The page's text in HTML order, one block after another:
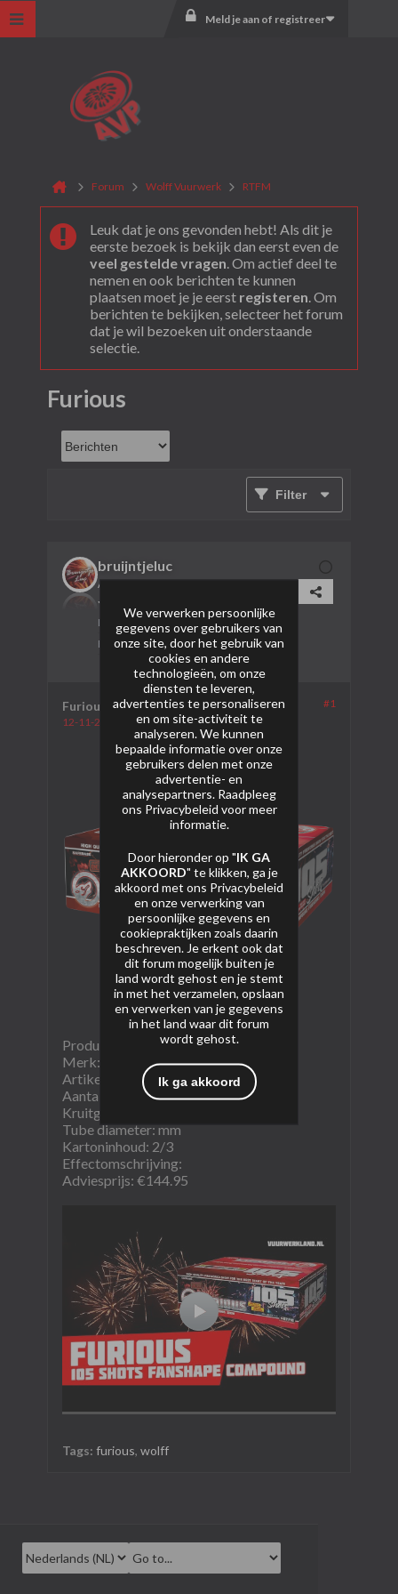
Meld je aan of registreer
Forum Wolff Vuurwerk RTFM
Leuk dat je ons gevonden hebt! Als dit je
eerste bezoek is bekijk dan eerst even de
veel gestelde vragen. Om actief deel te
nemen en ook berichten te kunnen
plaatsen moet je je eerst registeren. Om
berichten te bekijken, selecteer het forum
dat je wil bezoeken uit onderstaande
selectie.
Furious
Filter
bruijntjeluc
AVP Lid
Lid sinds:
Berichten:506
#1
Furious
12-11-2024, 00:27
Product naam: Furious
Merk: Wolff
Artikel nummer: 6612
Aantal schoten: 105
Kruitgewicht (NEM): 1404gram
Tube diameter: mm
Kartoninhoud: 2/3
Effectomschrijving:
Adviesprijs: €144.95​
Tags: furious, wolff
We verwerken persoonlijke
gegevens over gebruikers van
onze site, door het gebruik van
cookies en andere
technologieën, om onze
diensten te leveren,
advertenties te personaliseren
en om site-activiteit te
analyseren. We kunnen
bepaalde informatie over onze
gebruikers delen met onze
advertentie- en
analysepartners. Raadpleeg
ons Privacybeleid voor meer
informatie.
Door hieronder op "IK GA
AKKOORD" te klikken, ga je
akkoord met ons Privacybeleid
en onze verwerking van
persoonlijke gegevens en
cookiepraktijken zoals daarin
beschreven. Je erkent ook dat
dit forum mogelijk buiten je
land wordt gehost en je stemt
in met het verzamelen, opslaan
en verwerken van je gegevens
in het land waar dit forum
wordt gehost.
Ik ga akkoord